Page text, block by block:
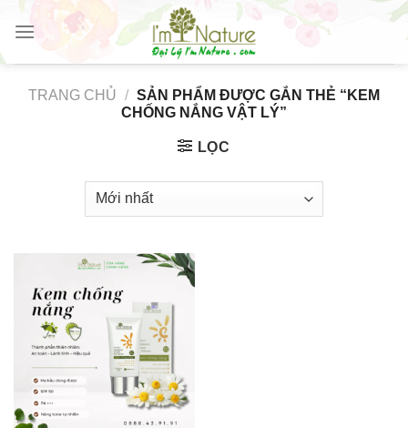
Skip
content
TRANG CHỦ / SẢN PHẨM ĐƯỢC GẮN THẺ “KEM
CHỐNG NẮNG VẬT LÝ”
LỌC